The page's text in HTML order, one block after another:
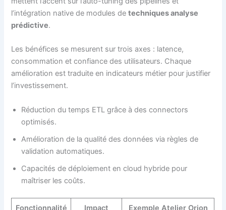
l’intégration native de modules detechniques analyse
prédictive.
Les bénéfices se mesurent sur trois axes : latence,
consommation et confiance des utilisateurs. Chaque
amélioration est traduite en indicateurs métier pour justifier
l’investissement.
Réduction du temps ETL grâce à des connectors
optimisés.
Amélioration de la qualité des données via règles de
validation automatiques.
Capacités de déploiement en cloud hybride pour
maîtriser les coûts.
Fonctionnalité Impact Exemple Atelier Orion